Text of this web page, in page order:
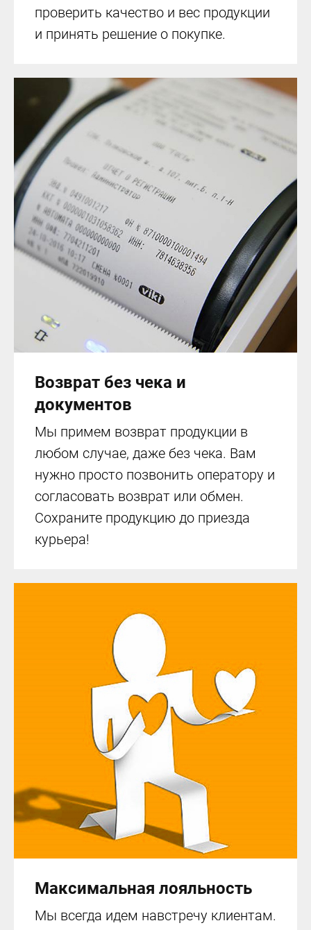
проверить качество и вес продукции
и принять решение о покупке.
Возврат без чека и
документов
Мы примем возврат продукции в
любом случае, даже без чека. Вам
нужно просто позвонить оператору и
согласовать возврат или обмен.
Сохраните продукцию до приезда
курьера!
Максимальная лояльность
Мы всегда идем навстречу клиентам.